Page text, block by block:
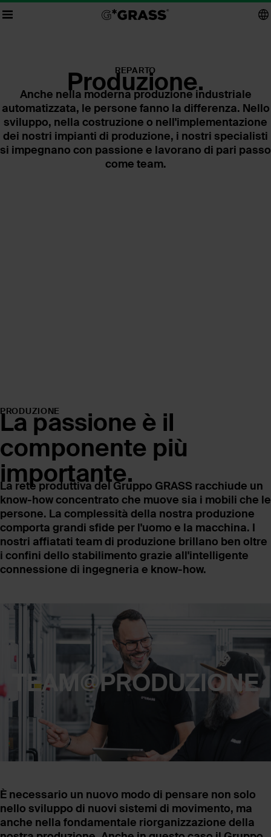
REPARTO
Produzione.
Anche nella moderna produzione industriale
automatizzata, le persone fanno la differenza. Nello
sviluppo, nella costruzione o nell'implementazione
dei nostri impianti di produzione, i nostri specialisti
si impegnano con passione e lavorano di pari passo
come team.
PRODUZIONE
La passione è il
componente più
importante.
La rete produttiva del Gruppo GRASS racchiude un
know-how concentrato che muove sia i mobili che le
persone. La complessità della nostra produzione
comporta grandi sfide per l'uomo e la macchina. I
nostri affiatati team di produzione brillano ben oltre
i confini dello stabilimento grazie all'intelligente
connessione di ingegneria e know-how.
TEAM@PRODUZIONE
È necessario un nuovo modo di pensare non solo
nello sviluppo di nuovi sistemi di movimento, ma
anche nella fondamentale riorganizzazione della